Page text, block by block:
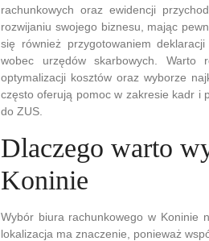
rachunkowych oraz ewidencji
rozwijaniu swojego biznesu, mając
się również przygotowaniem
wobec urzędów skarbowych.
optymalizacji kosztów oraz wyborze
często oferują pomoc w zakresie kadr i
do ZUS.
Dlaczego warto
Koninie
Wybór biura rachunkowego w Koninie
lokalizacja ma znaczenie, ponieważ